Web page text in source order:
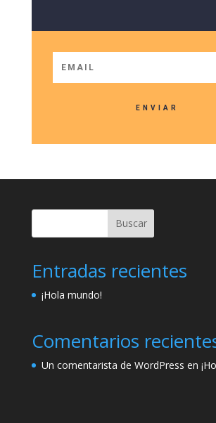
ENVIAR
Buscar
Entradas recientes
¡Hola mundo!
Comentarios
Un comentarista de WordPress en